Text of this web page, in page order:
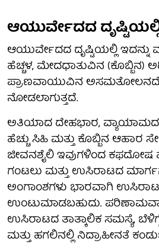
ಆಯುರ್ವೇದದ
ಆಯುರ್ವೇದದ ದೃಷ್ಟಿಯಲ್ಲಿ
ಹೆಚ್ಚಳ, ಮೇದಧಾತುವಿನ (ಕೊಬ್ಬಿನ)
ಪ್ರಾಣವಾಯುವಿನ
ನೋಡಲಾಗುತ್ತದೆ.
ಅತಿಯಾದ ದೇಹಭಾರ, ವ್ಯಾಯಾಮದ
ಹೆಚ್ಚು ಸಿಹಿ ಮತ್ತು ಕೊಬ್ಬಿನ
ಜೀವನಶೈಲಿ ಇವುಗಳಿಂದ ಕಫದೋಷ
ಗಂಟಲು ಮತ್ತು ಉಸಿರಾಟದ
ಅಂಗಾಂಶಗಳು ಭಾರವಾಗಿ
ಉಂಟುಮಾಡಬಹುದು.
ಉಸಿರಾಟದ ತಾತ್ಕಾಲಿಕ ಸಮಸ್ಯೆ,
ಮತ್ತು ಹಗಲಿನಲ್ಲಿ ನಿದ್ರಾಹೀನತೆ